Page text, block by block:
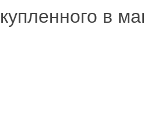
купленного в